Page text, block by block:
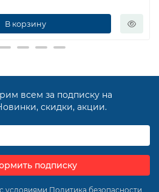
В корзину
всем за подписку на
скидки, акции.
подписку
условиями Политика безопасности